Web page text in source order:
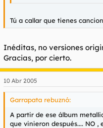
Tú a callar que tienes
Inéditas, no versiones
Gracias, por cierto.
10 Abr 2005
Garrapata rebuznó:
A partir de ese álbum
que vinieron después.... NO